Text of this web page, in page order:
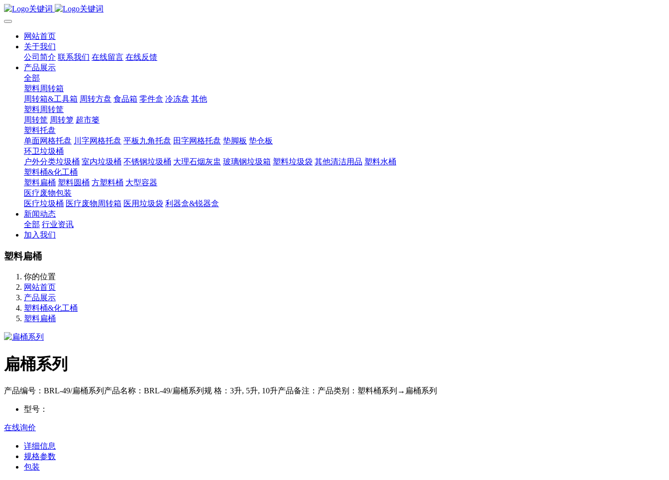
网站首页
关于我们
公司简介 联系我们 在线留言 在线反馈
产品展示
全部
塑料周转箱
周转箱&工具箱 周转方盘 食品箱 零件盒 冷冻盘 其他
塑料周转筐
周转筐 周转箩 超市篓
塑料托盘
单面网格托盘 川字网格托盘 平板九角托盘 田字网格托盘 垫脚板 垫仓板
环卫垃圾桶
户外分类垃圾桶 室内垃圾桶 不锈钢垃圾桶 大理石烟灰盅 玻璃钢垃圾箱 塑料垃圾袋 其他清洁用品 塑料水桶
塑料桶&化工桶
塑料扁桶 塑料圆桶 方塑料桶 大型容器
医疗废物包装
医疗垃圾桶 医疗废物周转箱 医用垃圾袋 利器盒&锐器盒
新闻动态
全部 行业资讯
加入我们
塑料扁桶
你的位置
网站首页
产品展示
塑料桶&化工桶
塑料扁桶
扁桶系列
产品编号：BRL-49/扁桶系列产品名称：BRL-49/扁桶系列规 格：3升, 5升, 10升产品备注：产品类别：塑料桶系列→扁桶系列
型号：
在线询价
详细信息
规格参数
包装